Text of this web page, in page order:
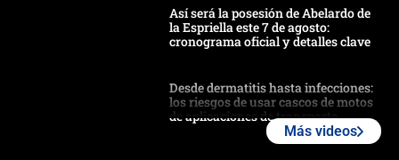
Así será la posesión de Abelardo de
la Espriella este 7 de agosto:
cronograma oficial y detalles clave
Desde dermatitis hasta infecciones:
los riesgos de usar cascos de motos
de aplicaciones de transporte
Más videos